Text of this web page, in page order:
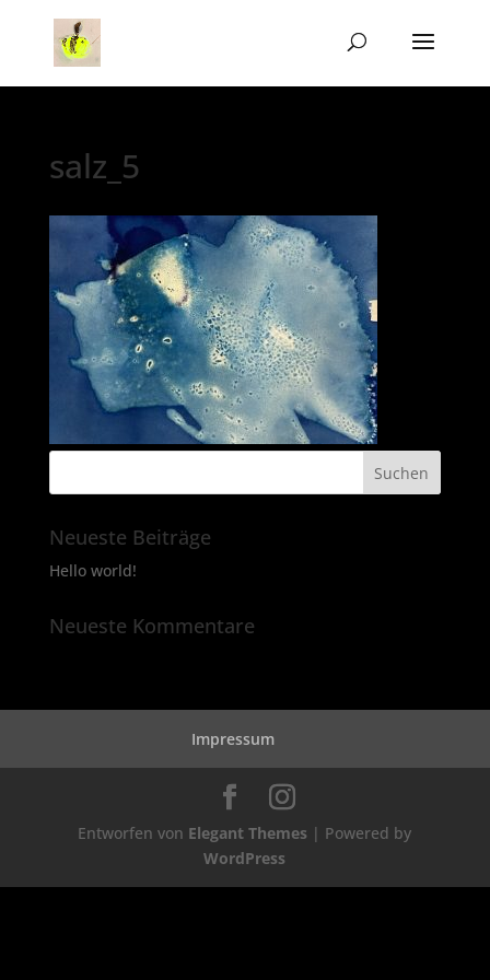
salz_5
Neueste Beiträge
Hello world!
Neueste Kommentare
Impressum
Entworfen von Elegant Themes | Powered by
WordPress